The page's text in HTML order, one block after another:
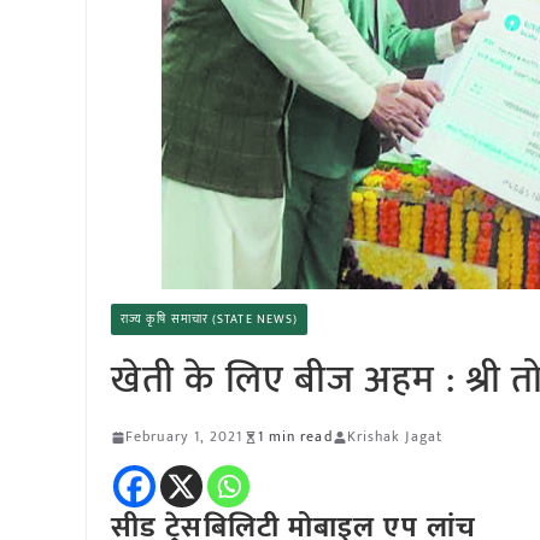
राज्य कृषि समाचार (STATE NEWS)
खेती के लिए बीज अहम : श्री
February 1, 2021 1 min read Krishak Jagat
सीड ट्रेसबिलिटी मोबाइल एप लांच